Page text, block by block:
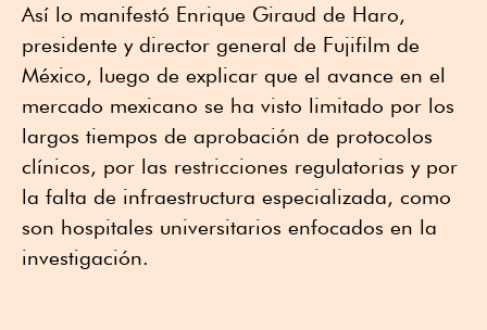
Así lo manifestó Enrique Giraud de Haro,
presidente y director general de Fujifilm de
México, luego de explicar que el avance en el
mercado mexicano se ha visto limitado por los
largos tiempos de aprobación de protocolos
clínicos, por las restricciones regulatorias y por
la falta de infraestructura especializada, como
son hospitales universitarios enfocados en la
investigación.